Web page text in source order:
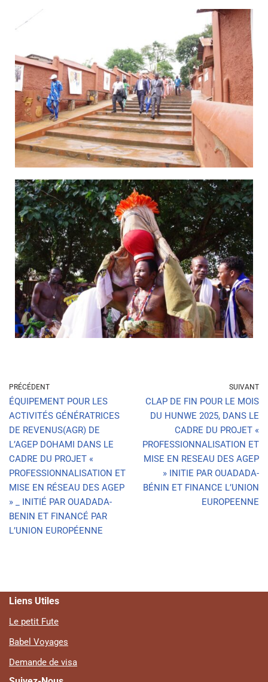
PRÉCÉDENT
ÉQUIPEMENT POUR LES
ACTIVITÉS GÉNÉRATRICES
DE REVENUS(AGR) DE
L’AGEP DOHAMI DANS LE
CADRE DU PROJET «
PROFESSIONNALISATION ET
MISE EN RÉSEAU DES AGEP
» _ INITIÉ PAR OUADADA-
BENIN ET FINANCÉ PAR
L’UNION EUROPÉENNE
SUIVANT
CLAP DE FIN POUR LE MOIS
DU HUNWE 2025, DANS LE
CADRE DU PROJET «
PROFESSIONNALISATION ET
MISE EN RESEAU DES AGEP
» INITIE PAR OUADADA-
BÉNIN ET FINANCE L’UNION
EUROPEENNE
Liens Utiles
Le petit Fute
Babel Voyages
Demande de visa